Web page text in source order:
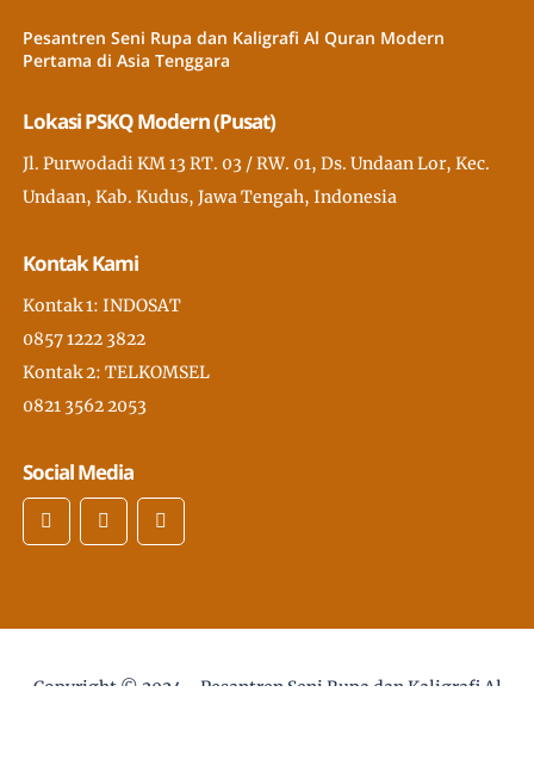
Pesantren Seni Rupa dan Kaligrafi Al Quran Modern
Pertama di Asia Tenggara
Lokasi PSKQ Modern (Pusat)
Jl. Purwodadi KM 13 RT. 03 / RW. 01, Ds. Undaan Lor, Kec.
Undaan, Kab. Kudus, Jawa Tengah, Indonesia
Kontak Kami
Kontak 1: INDOSAT
0857 1222 3822
Kontak 2: TELKOMSEL
0821 3562 2053
Social Media
Copyright © 2024 - Pesantren Seni Rupa dan Kaligrafi Al